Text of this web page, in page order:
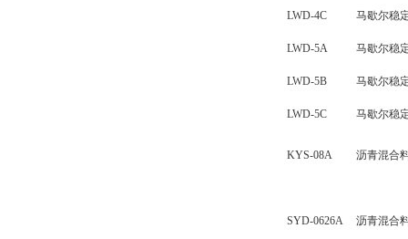
LWD-4C 马歇尔稳
LWD-5A 马歇尔稳
LWD-5B 马歇尔稳
LWD-5C 马歇尔稳
KYS-08A 沥青混合
SYD-0626A 沥青混合